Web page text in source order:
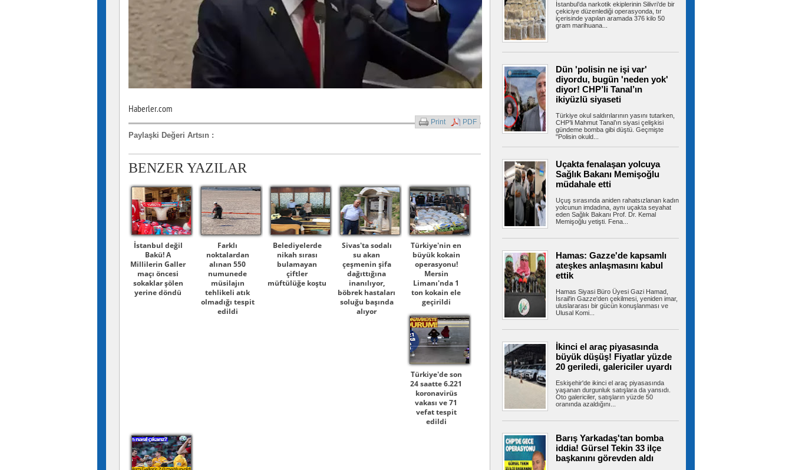
Haberler.com
Paylaşki Değeri Artsın :
Print PDF
BENZER YAZILAR
İstanbul değil
Bakü! A
Millilerin Galler
maçı öncesi
sokaklar şölen
yerine döndü
Farklı
noktalardan
alınan 550
numunede
müsilajın
tehlikeli atık
olmadığı tespit
edildi
Belediyelerde
nikah sırası
bulamayan
çiftler
müftülüğe koştu
Sivas'ta sodalı
su akan
çeşmenin şifa
dağıttığına
inanılıyor,
böbrek hastaları
soluğu başında
alıyor
Türkiye'nin en
büyük kokain
operasyonu!
Mersin
Limanı'nda 1
ton kokain ele
geçirildi
Türkiye'de son
24 saatte 6.221
koronavirüs
vakası ve 71
vefat tespit
edildi
CHP Bayrampaşa'da yeni
dönem! İlçe Başkanlığına Mersin Balkan
atandı
CHP'nin İstanbul teşkilatında başlattığı yeniden
yapılanma kapsamında...
Arnavutköy’de sosyal konutlar
hızla yükseliyor
Arnavutköy’de TOKİ tarafından yapımı
sürdürülen 36 bin konutluk dev projede...
Amasyalı genç çiftçi bu yıl
mutluluktan 6 ton patatesi ücretsiz dağıttı
Amasya’nın Suluova ilçesinde geçen yıl tarlada
kalan ürününün israf olmaması...
Heybeliada Deniz Harp Okulu’nun çatısında
restorasyon çalışmaları esnasında...
Akın: Komşularımız için
Bayrampaşa’nın her köşesine dokunuyoruz
Bayrampaşa Belediye Başkan Vekili İbrahim
Akın, yenileme çalışmalarının tüm...
Kaldırımlar işgalden arındırılıyor
Bayrampaşa Belediyesi zabıta ekipleri, kamusal
alanların düzenli ve güvenli...
Trabzonspor resmen açıkladı!
İşte Mohamed Salah'ın kazanacağı para
Trabzonspor, Mohamed Salah transferini
resmen açıkladı. Bordo-mavili kulüp,...
İstanbul’da narkotik ekiplerinin Silivri’de bir
çekiciye düzenlediği operasyonda, tır
içerisinde yapılan aramada 376 kilo 50
gram marihuana...
Dün 'polisin ne işi var'
diyordu, bugün 'neden yok'
diyor! CHP’li Tanal’ın
ikiyüzlü siyaseti
Türkiye okul saldırılarının yasını tutarken,
CHP’li Mahmut Tanal’ın siyasi çelişkisi
gündeme bomba gibi düştü. Geçmişte
"Polisin okuld...
Uçakta fenalaşan yolcuya
Sağlık Bakanı Memişoğlu
müdahale etti
Uçuş sırasında aniden rahatsızlanan kadın
yolcunun imdadına, aynı uçakta seyahat
eden Sağlık Bakanı Prof. Dr. Kemal
Memişoğlu yetişti. Fena...
Hamas: Gazze'de kapsamlı
ateşkes anlaşmasını kabul
ettik
Hamas Siyasi Büro Üyesi Gazi Hamad,
İsrail'in Gazze'den çekilmesi, yeniden imar,
uluslararası bir gücün konuşlanması ve
Ulusal Komi...
İkinci el araç piyasasında
büyük düşüş! Fiyatlar yüzde
20 geriledi, galericiler uyardı
Eskişehir'de ikinci el araç piyasasında
yaşanan durgunluk satışlara da yansıdı.
Oto galericiler, satışların yüzde 50
oranında azaldığını...
Barış Yarkadaş'tan bomba
iddia! Gürsel Tekin 33 ilçe
başkanını görevden aldı